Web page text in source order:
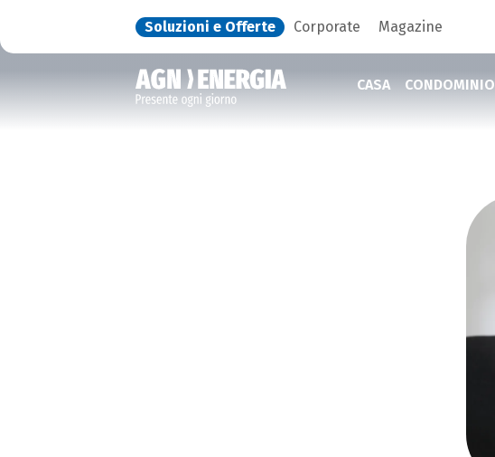
Soluzioni e Offerte Corporate Magazine
CASA CONDOMINIO